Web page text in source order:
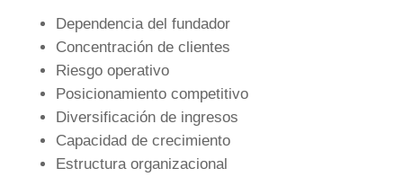
Dependencia del fundador
Concentración de clientes
Riesgo operativo
Posicionamiento competitivo
Diversificación de ingresos
Capacidad de crecimiento
Estructura organizacional